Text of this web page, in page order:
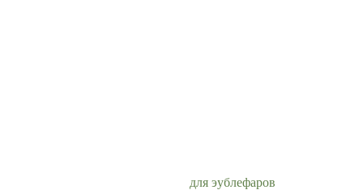
для эублефаров